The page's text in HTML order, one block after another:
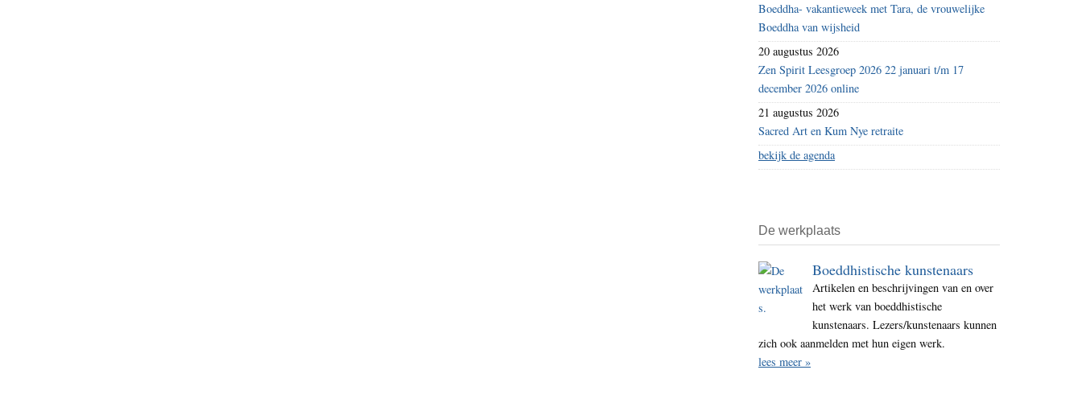
Boeddha- vakantieweek met Tara, de vrouwelijke
Boeddha van wijsheid
20 augustus 2026
Zen Spirit Leesgroep 2026 22 januari t/m 17
december 2026 online
21 augustus 2026
Sacred Art en Kum Nye retraite
bekijk de agenda
De werkplaats
Boeddhistische kunstenaars
Artikelen en beschrijvingen van en over
het werk van boeddhistische
kunstenaars. Lezers/kunstenaars kunnen
zich ook aanmelden met hun eigen werk.
lees meer »